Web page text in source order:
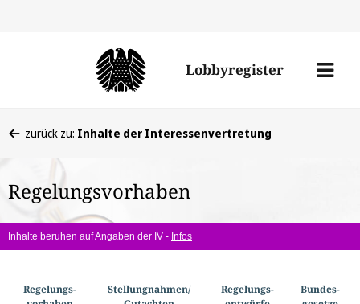
den
Lobbyregister
Menü
befinden
hier:
zurück zu: Inhalte der Interessenvertretung
Regelungsvorhaben
Inhalte beruhen auf Angaben der IV - Infos
Regelungs­
Stellungnahmen/​
Regelungs­
Bundes­